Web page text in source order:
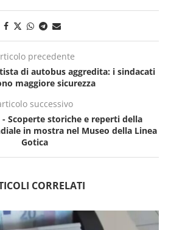
precedente
di autobus aggredita: i sindacati
maggiore sicurezza
successivo
Scoperte storiche e reperti della
in mostra nel Museo della Linea
Gotica
CORRELATI